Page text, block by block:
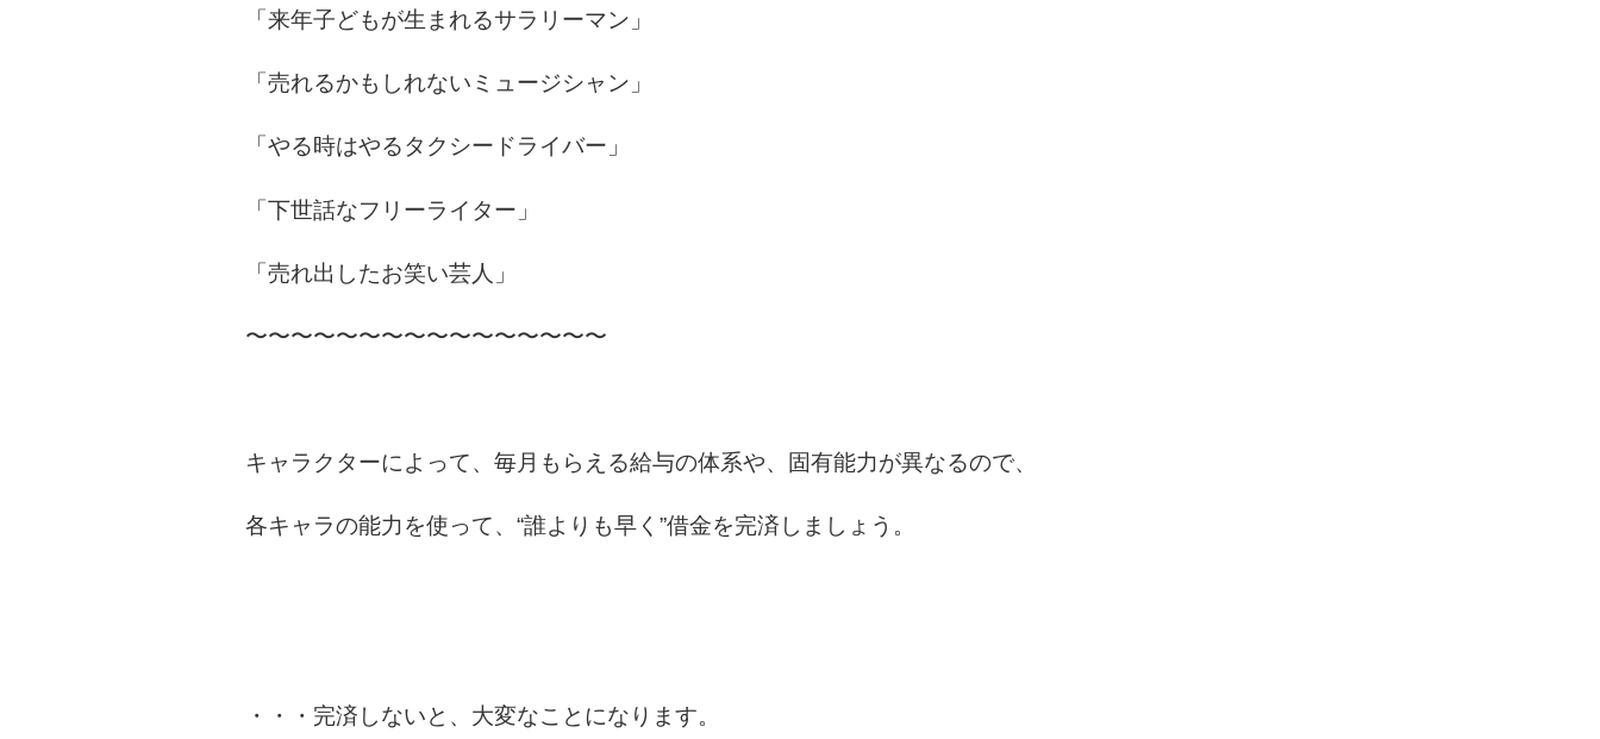
「来年子どもが生まれるサラリーマン」
「売れるかもしれないミュージシャン」
「やる時はやるタクシードライバー」
「下世話なフリーライター」
「売れ出したお笑い芸人」
〜〜〜〜〜〜〜〜〜〜〜〜〜〜〜〜
キャラクターによって、毎月もらえる給与の体系や、固有能力が異なるので、
各キャラの能力を使って、“誰よりも早く”借金を完済しましょう。
・・・完済しないと、大変なことになります。